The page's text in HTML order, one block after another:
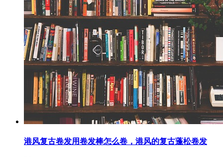
港风复古卷发用卷发棒怎么卷，港风的复古蓬松卷发